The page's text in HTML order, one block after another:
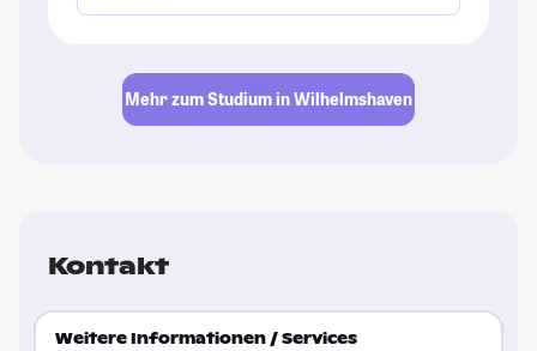
Mehr zum Studium in Wilhelmshaven
Kontakt
Weitere Informationen / Services